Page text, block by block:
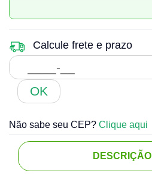
Calcule frete e prazo
OK
Não sabe seu CEP? Clique aqui
DESCRIÇÃO